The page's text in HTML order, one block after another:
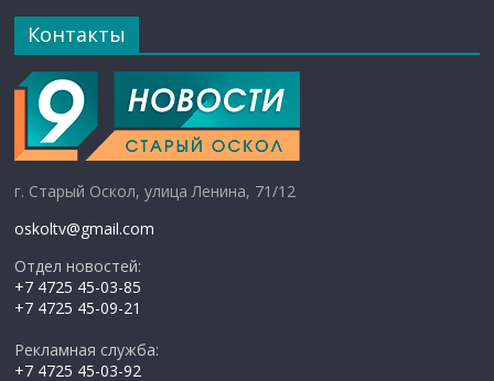
Контакты
г. Старый Оскол, улица Ленина, 71/12
oskoltv@gmail.com
Отдел новостей:
+7 4725 45-03-85
+7 4725 45-09-21
Рекламная служба:
+7 4725 45-03-92